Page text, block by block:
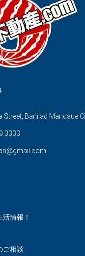
Street, Banilad Mandaue
3333
情報！
ご相談